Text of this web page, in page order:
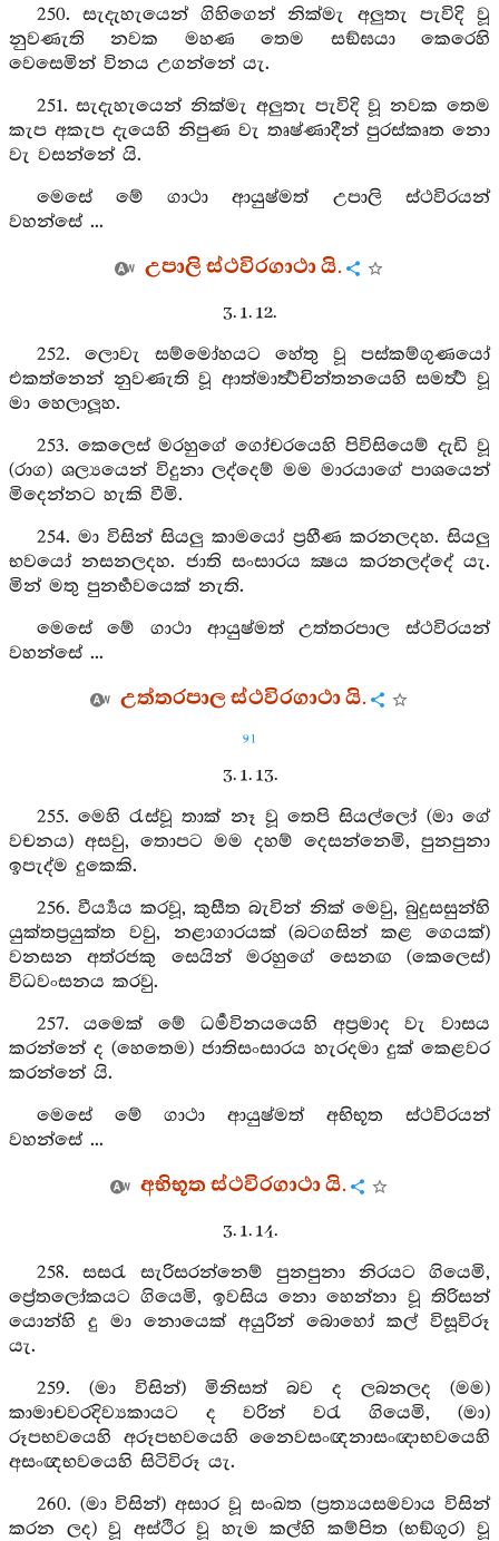
250. සැදැහැයෙන් ගිහිගෙන් නික්මැ අලුතැ පැවිදි වූ
නුවණැති නවක මහණ තෙම සඞ්ඝයා කෙරෙහි
වෙසෙමින් විනය උගන්නේ යැ.
251. සැදැහැයෙන් නික්මැ අලුතැ පැවිදි වූ නවක තෙම
කැප අකැප දැයෙහි නිපුණ වැ තෘෂ්ණාදීන් පුරස්කෘත නො
වැ වසන්නේ යි.
මෙසේ මේ ගාථා ආයුෂ්මත් උපාලි ස්ථවිරයන්
වහන්සේ ...
උපාලි ස්ථවිරගාථා යි.
3. 1. 12.
252. ලොවැ සම්මෝහයට හේතු වූ පස්කම්ගුණයෝ
එකත්නෙන් නුවණැති වූ ආත්මාර්‍ත්‍ථචින්තනයෙහි සමර්‍ත්‍ථ වූ
මා හෙලාලූහ.
253. කෙලෙස් මරහුගේ ගෝචරයෙහි පිවිසියෙම් දැඩි වූ
(රාග) ශල්‍යයෙන් විදුනා ලද්දෙම් මම මාරයාගේ පාශයෙන්
මිදෙන්නට හැකි වීමි.
254. මා විසින් සියලු කාමයෝ ප්‍රහීණ කරනලදහ. සියලු
භවයෝ නසනලදහ. ජාති සංසාරය ක්‍ෂය කරනලද්දේ යැ.
මින් මතු පුනර්‍භවයෙක් නැති.
මෙසේ මේ ගාථා ආයුෂ්මත් උත්තරපාල ස්ථවිරයන්
වහන්සේ ...
උත්තරපාල ස්ථවිරගාථා යි.
91
3. 1. 13.
255. මෙහි රැස්වූ තාක් නෑ වූ තෙපි සියල්ලෝ (මා ගේ
වචනය) අසවු, තොපට මම දහම් දෙසන්නෙමි, පුනපුනා
ඉපැද්ම දුකෙකි.
256. වීර්‍ය්‍යය කරවූ, කුසීත බැවින් නික් මෙවු, බුදුසසුන්හි
යුක්තප්‍රයුක්ත වවු, නළාගාරයක් (බටගසින් කළ ගෙයක්)
වනසන අත්රජකු සෙයින් මරහුගේ සෙනඟ (කෙලෙස්)
විධවංසනය කරවු.
257. යමෙක් මේ ධර්‍මවිනයයෙහි අප්‍රමාද වැ වාසය
කරන්නේ ද (හෙතෙම) ජාතිසංසාරය හැරදමා දුක් කෙළවර
කරන්නේ යි.
මෙසේ මේ ගාථා ආයුෂ්මත් අභිභූත ස්ථවිරයන්
වහන්සේ ...
අභිභූත ස්ථවිරගාථා යි.
3. 1. 14.
258. සසරැ සැරිසරන්නෙම් පුනපුනා නිරයට ගියෙමි,
ප්‍රේතලෝකයට ගියෙමි, ඉවසිය නො හෙන්නා වූ තිරිසන්
යොන්හි දු මා නොයෙක් අයුරින් බොහෝ කල් විසූවිරූ
යැ.
259. (මා විසින්) මිනිසත් බව ද ලබනලද (මම)
කාමාචවරදිව්‍යකායට ද වරින් වරැ ගියෙමි, (මා)
රූපභවයෙහි අරූපභවයෙහි නෛවසංඥනාසංඥාභවයෙහි
අසංඥභවයෙහි සිටිවිරූ යැ.
260. (මා විසින්) අසාර වූ සංඛත (ප්‍රත්‍යයසමවාය විසින්
කරන ලද) වූ අස්ථිර වූ හැම කල්හි කම්පිත (භඞ්ගුර) වූ